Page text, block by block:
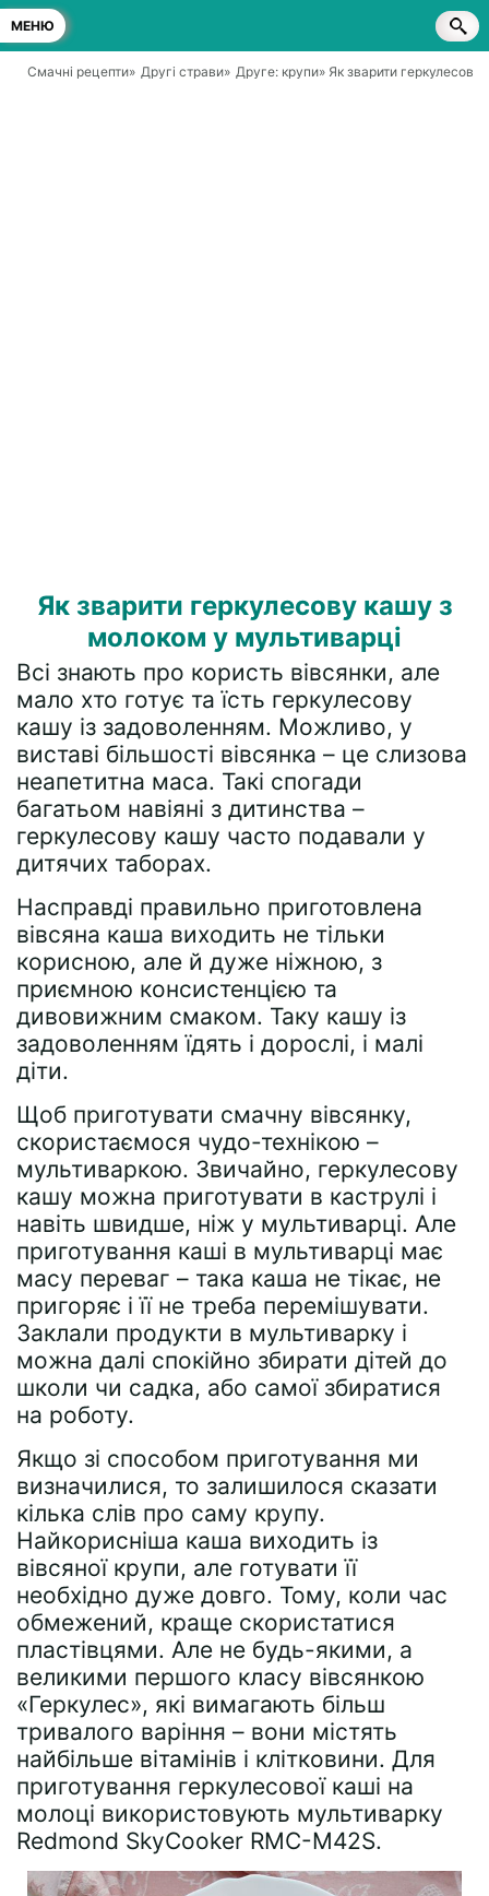
МЕНЮ
Смачні рецепти» Другі страви» Друге: крупи» Як зварити
Як зварити геркулесову кашу з
молоком у мультиварці
Всі знають про користь вівсянки, але
мало хто готує та їсть геркулесову
кашу із задоволенням. Можливо, у
виставі більшості вівсянка – це слизова
неапетитна маса. Такі спогади
багатьом навіяні з дитинства –
геркулесову кашу часто подавали у
дитячих таборах.
Насправді правильно приготовлена ​​
вівсяна каша виходить не тільки
корисною, але й дуже ніжною, з
приємною консистенцією та
дивовижним смаком. Таку кашу із
задоволенням їдять і дорослі, і малі
діти.
Щоб приготувати смачну вівсянку,
скористаємося чудо-технікою –
мультиваркою. Звичайно, геркулесову
кашу можна приготувати в каструлі і
навіть швидше, ніж у мультиварці. Але
приготування каші в мультиварці має
масу переваг – така каша не тікає, не
пригоряє і її не треба перемішувати.
Заклали продукти в мультиварку і
можна далі спокійно збирати дітей до
школи чи садка, або самої збиратися
на роботу.
Якщо зі способом приготування ми
визначилися, то залишилося сказати
кілька слів про саму крупу.
Найкорисніша каша виходить із
вівсяної крупи, але готувати її
необхідно дуже довго. Тому, коли час
обмежений, краще скористатися
пластівцями. Але не будь-якими, а
великими першого класу вівсянкою
«Геркулес», які вимагають більш
тривалого варіння – вони містять
найбільше вітамінів і клітковини. Для
приготування геркулесової каші на
молоці використовують мультиварку
Redmond SkyCooker RMC-M42S.